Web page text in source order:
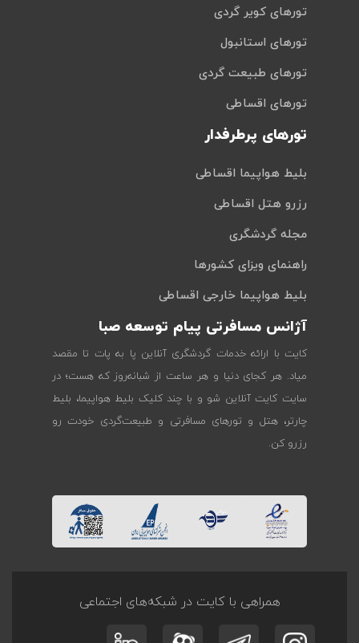
تورهای کویر گردی
تورهای استانبول
تورهای طبیعت گردی
تورهای اقساطی
تورهای پرطرفدار
بلیط هواپیما اقساطی
رزرو هتل اقساطی
مجله گردشگری
راهنمای ویزای کشورها
بلیط هواپیما خارجی اقساطی
آژانس مسافرتی پیام توسعه صبا
کایت با ارائه خدمات گردشگری آنلاین پا به پات تا مقصد
میاد. هر کجای دنیا و هر ساعت از شبانه‌روز که هست؛ در
سایت کایت آنلاین شو و با چند کلیک بلیط هواپیما، بلیط
چارتر، هتل و تورهای مسافرتی و طبیعت‌گردی خودت رو
رزرو کن.
همراهی با کایت در شبکه‌های اجتماعی